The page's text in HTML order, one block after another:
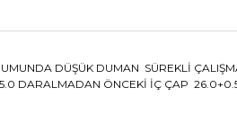
DÜŞÜK DUMAN SÜREKLİ
DARALMADAN ÖNCEKİ İÇ ÇAP